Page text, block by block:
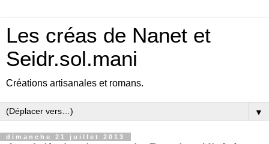
Les créas de Nanet et
Seidr.sol.mani
Créations artisanales et romans.
▼
dimanche 21 juillet 2013